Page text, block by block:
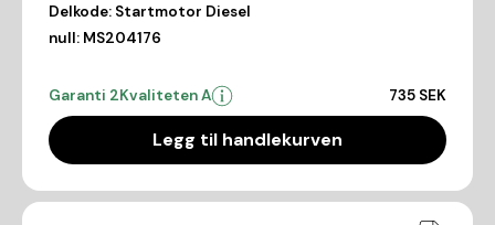
Delkode: Startmotor Diesel
null: MS204176
Garanti 2Kvaliteten A 735 SEK
Legg til handlekurven